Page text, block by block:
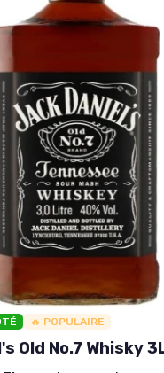
🔥 POPULAIRE
Old No.7 Whisky